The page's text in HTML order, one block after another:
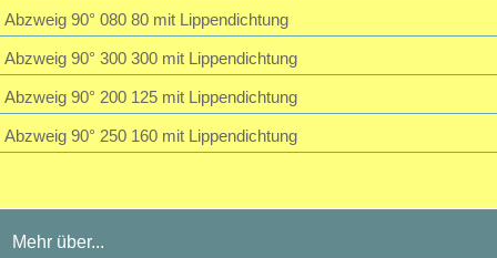
Abzweig 90° 080 80 mit Lippendichtung
Abzweig 90° 300 300 mit Lippendichtung
Abzweig 90° 200 125 mit Lippendichtung
Abzweig 90° 250 160 mit Lippendichtung
Mehr über...